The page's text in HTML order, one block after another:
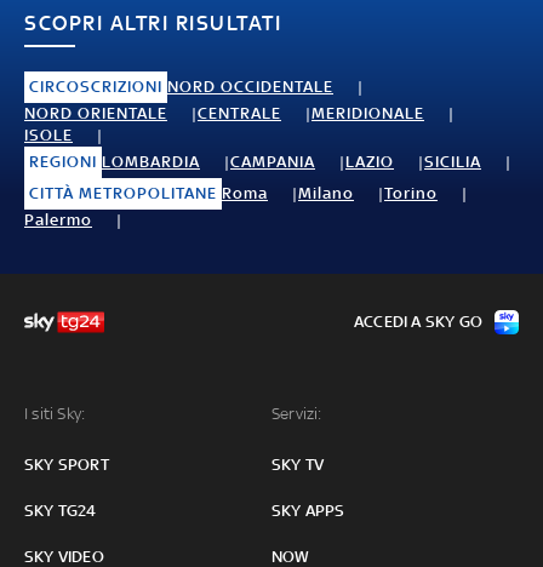
SCOPRI ALTRI RISULTATI
CIRCOSCRIZIONI NORD OCCIDENTALE
NORD ORIENTALE
CENTRALE
MERIDIONALE
ISOLE
REGIONI LOMBARDIA CAMPANIA LAZIO
SICILIA
CITTÀ METROPOLITANE Roma Milano
Torino
Palermo
I siti Sky:
SKY SPORT
SKY TG24
SKY VIDEO
Servizi:
SKY TV
SKY APPS
NOW
ACCEDI A SKY GO